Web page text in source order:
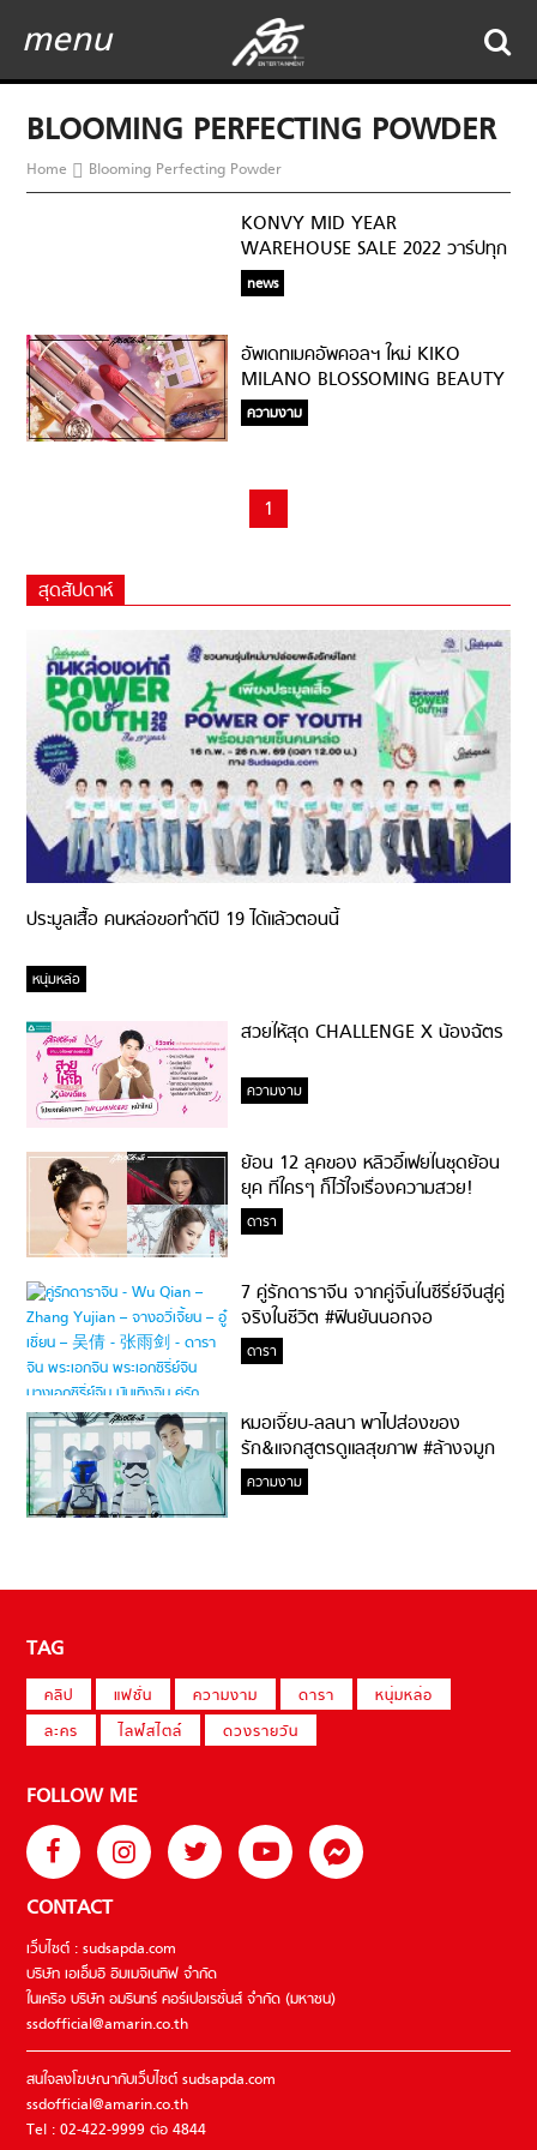
menu
BLOOMING PERFECTING POWDER
Home Blooming Perfecting Powder
KONVY MID YEAR
WAREHOUSE SALE 2022 วาร์ปทุก
Warehouse ช้อปมันส์ทุกโปร ลด
สูงสุด 90%
news
อัพเดทเมคอัพคอลฯ ใหม่ KIKO
MILANO BLOSSOMING BEAUTY
COLLECTION
ความงาม
1
สุดสัปดาห์
ประมูลเสื้อ คนหล่อขอทำดีปี 19 ได้แล้วตอนนี้
หนุ่มหล่อ
สวยให้สุด CHALLENGE X น้องฉัตร
ความงาม
ย้อน 12 ลุคของ หลิวอี้เฟยในชุดย้อน
ยุค ที่ใครๆ ก็ไว้ใจเรื่องความสวย!
ดารา
7 คู่รักดาราจีน จากคู่จิ้นในซีรี่ย์จีนสู่คู่
จริงในชีวิต #ฟินยันนอกจอ
ดารา
หมอเจี๊ยบ-ลลนา พาไปส่องของ
รัก&แจกสูตรดูแลสุขภาพ #ล้างจมูก
ไม่ยากจะสอนให้
ความงาม
TAG
คลิป แฟชั่น ความงาม ดารา
หนุ่มหล่อ
ละคร
ไลฟ์สไตล์ ดวงรายวัน
FOLLOW ME
CONTACT
เว็บไซต์ : sudsapda.com
บริษัท เอเอ็มอี อิมเมจิเนทีฟ จำกัด
ในเครือ บริษัท อมรินทร์ คอร์เปอเรชั่นส์ จำกัด (มหาชน)
ssdofficial@amarin.co.th
สนใจลงโฆษณากับเว็บไซต์ sudsapda.com
ssdofficial@amarin.co.th
Tel : 02-422-9999 ต่อ 4844